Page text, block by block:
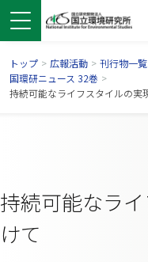
トップ > 広報活動 > 刊行物一覧
国環研ニュース 32巻 >
持続可能なライフスタイルの実
持続可能なラ
けて